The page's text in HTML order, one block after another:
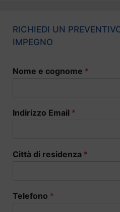
RICHIEDI UN
IMPEGNO
Nome e cognome *
Indirizzo Email *
Città di residenza *
Telefono *